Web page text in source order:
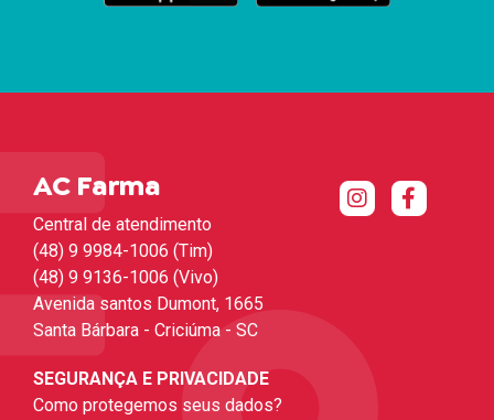
AC Farma
Central de atendimento
(48) 9 9984-1006 (Tim)
(48) 9 9136-1006 (Vivo)
Avenida santos Dumont, 1665
Santa Bárbara - Criciúma - SC
SEGURANÇA E PRIVACIDADE
Como protegemos seus dados?